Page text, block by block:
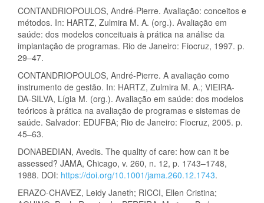
CONTANDRIOPOULOS, André-Pierre. Avaliação: conceitos e
métodos. In: HARTZ, Zulmira M. A. (org.). Avaliação em
saúde: dos modelos conceituais à prática na análise da
implantação de programas. Rio de Janeiro: Fiocruz, 1997. p.
29–47.
CONTANDRIOPOULOS, André-Pierre. A avaliação como
instrumento de gestão. In: HARTZ, Zulmira M. A.; VIEIRA-
DA-SILVA, Lígia M. (org.). Avaliação em saúde: dos modelos
teóricos à prática na avaliação de programas e sistemas de
saúde. Salvador: EDUFBA; Rio de Janeiro: Fiocruz, 2005. p.
45–63.
DONABEDIAN, Avedis. The quality of care: how can it be
assessed? JAMA, Chicago, v. 260, n. 12, p. 1743–1748,
1988. DOI: https://doi.org/10.1001/jama.260.12.1743.
ERAZO-CHAVEZ, Leidy Janeth; RICCI, Ellen Cristina;